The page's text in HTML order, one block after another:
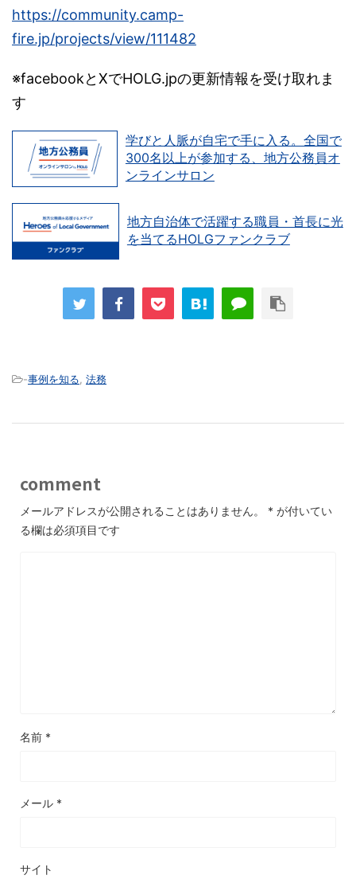
https://community.camp-
fire.jp/projects/view/111482
※facebookとXでHOLG.jpの更新情報を受け取れま
す
学びと人脈が自宅で手に入る。全国で
300名以上が参加する、地方公務員オ
ンラインサロン
地方自治体で活躍する職員・首長に光
を当てるHOLGファンクラブ
-事例を知る 法務
comment
メールアドレスが公開されることはありません。 * が付いてい
る欄は必須項目です
名前 *
メール *
サイト